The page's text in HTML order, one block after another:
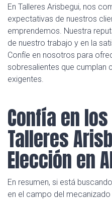
En Talleres Arisbegui, nos
expectativas de nuestros
emprendemos. Nuestra
de nuestro trabajo y en la
Confíe en nosotros para
sobresalientes que cumplan
exigentes.
Confía en
Talleres
Elección en
En resumen, si está
en el campo del